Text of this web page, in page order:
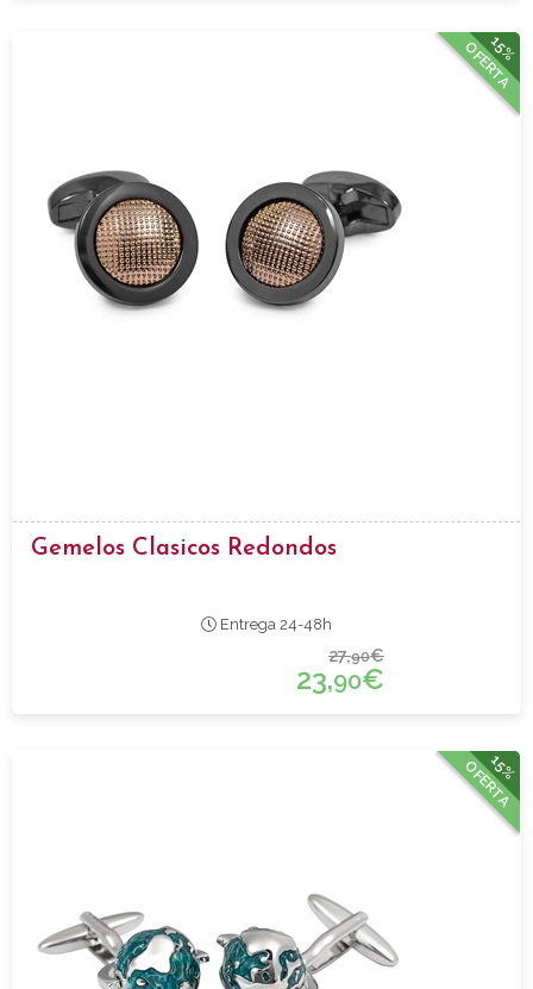
15%
OFERTA
Gemelos Clasicos Redondos
Entrega 24-48h
27,90€
23,90€
15%
OFERTA